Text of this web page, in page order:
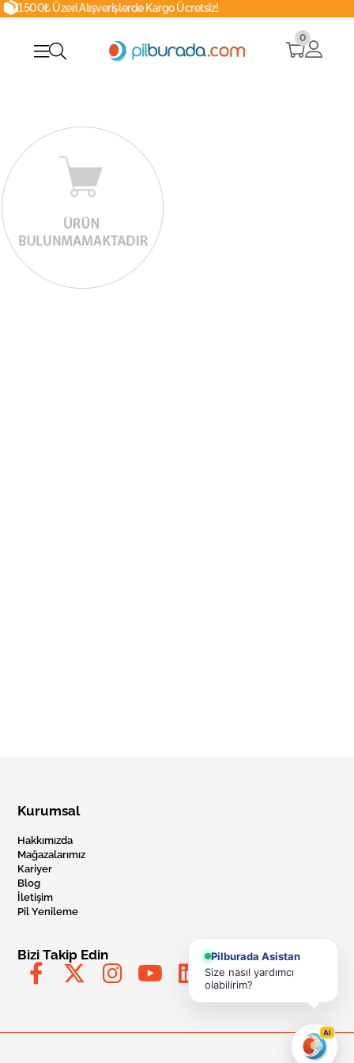
Üzeri Alışverişlerde Kargo Ücretsiz!
0
Kurumsal
Hakkımızda
Mağazalarımız
Kariyer
Blog
İletişim
Pil Yenileme
Bizi Takip Edin
Pilburada Asistan
Size nasıl yardımcı
olabilirim?
AI